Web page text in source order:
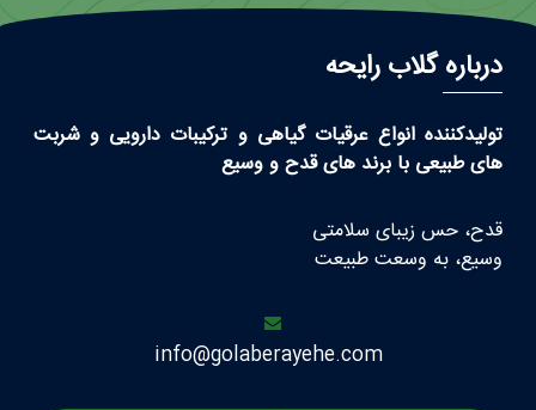
درباره گلاب رایحه
تولیدکننده انواع عرقیات گیاهی و ترکیبات دارویی و شربت
های طبیعی با برند های قدح و وسیع
قدح، حس زیبای سلامتی
وسیع، به وسعت طبیعت
info@golaberayehe.com